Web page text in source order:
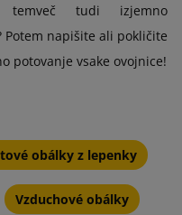
tudi izjemno
napišite ali pokličite
potovanje vsake ovojnice!
obálky z lepenky
Vzduchové obálky